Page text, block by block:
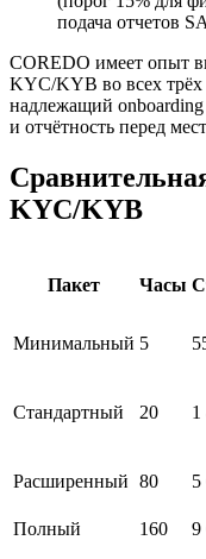
подача отчетов
COREDO имеет опыт
KYC/KYB во всех
надлежащий
и отчётность перед
KYC/KYB
Пакет Часы
Минимальный 5
Стандартный 20 1
Расширенный 80 5
Полный
160 9